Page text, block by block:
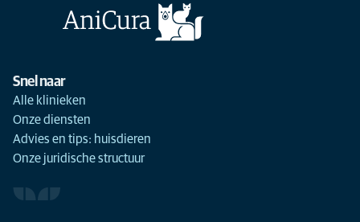
Snel naar
Alle klinieken
Onze diensten
Advies en tips: huisdieren
Onze juridische structuur